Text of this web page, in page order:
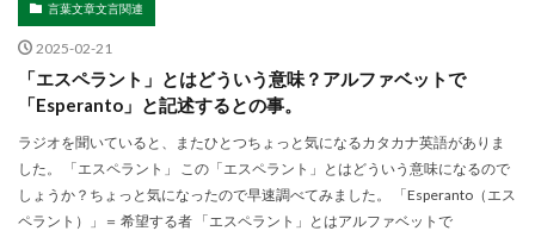
言葉文章文言関連
2025-02-21
「エスペラント」とはどういう意味？アルファベットで
「Esperanto」と記述するとの事。
ラジオを聞いていると、またひとつちょっと気になるカタカナ英語がありま
した。 「エスペラント」 この「エスペラント」とはどういう意味になるので
しょうか？ちょっと気になったので早速調べてみました。 「Esperanto（エス
ペラント）」＝ 希望する者 「エスペラント」とはアルファベットで